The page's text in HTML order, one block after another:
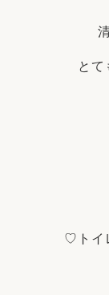
と
♡トイ